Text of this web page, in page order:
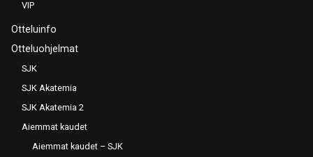
VIP
Otteluinfo
Otteluohjelmat
SJK
SJK Akatemia
SJK Akatemia 2
Aiemmat kaudet
Aiemmat kaudet – SJK